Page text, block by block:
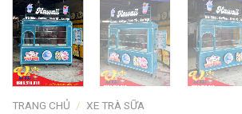
TRANG CHỦ / XE TRÀ SỮA